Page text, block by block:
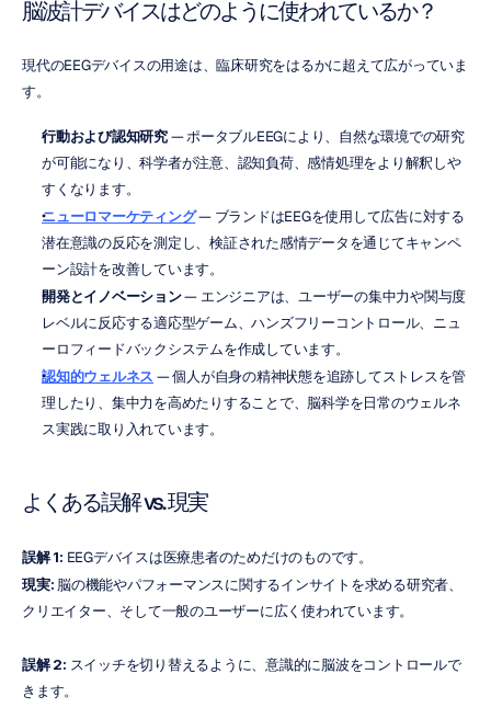
脳波計デバイスはどのように使われているか？
現代のEEGデバイスの用途は、臨床研究をはるかに超えて広がっていま
す。
行動および認知研究 — ポータブルEEGにより、自然な環境での研究
が可能になり、科学者が注意、認知負荷、感情処理をより解釈しや
すくなります。
ニューロマーケティング — ブランドはEEGを使用して広告に対する
潜在意識の反応を測定し、検証された感情データを通じてキャンペ
ーン設計を改善しています。
開発とイノベーション — エンジニアは、ユーザーの集中力や関与度
レベルに反応する適応型ゲーム、ハンズフリーコントロール、ニュ
ーロフィードバックシステムを作成しています。
認知的ウェルネス — 個人が自身の精神状態を追跡してストレスを管
理したり、集中力を高めたりすることで、脳科学を日常のウェルネ
ス実践に取り入れています。
よくある誤解 vs. 現実
誤解 1: EEGデバイスは医療患者のためだけのものです。
現実: 脳の機能やパフォーマンスに関するインサイトを求める研究者、
クリエイター、そして一般のユーザーに広く使われています。
誤解 2: スイッチを切り替えるように、意識的に脳波をコントロールで
きます。